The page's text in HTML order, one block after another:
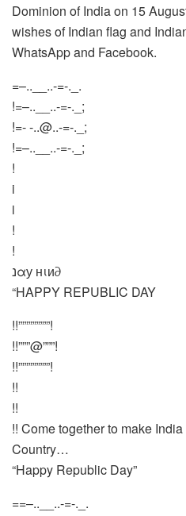
Dominion of India on 15
wishes of Indian flag and
WhatsApp and Facebook.
=–..__..-=-._.
!=–..__..-=-._;
!=--..@..-=-._;
!=–..__..-=-._;
!
i
i
!
!
נαу нιи∂
“HAPPY REPUBLIC DAY
!!””””””””!
!!”””@”””!
!!””””””””!
!!
!!
!! Come together to make
Country…
“Happy Republic Day”
==–..__..-=-._.